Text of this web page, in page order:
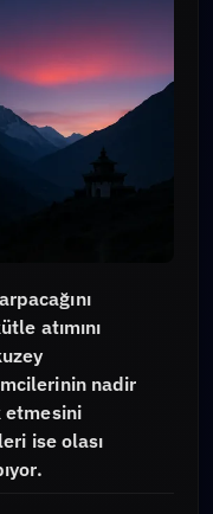
atımını
nadir
etmesini
ise olası